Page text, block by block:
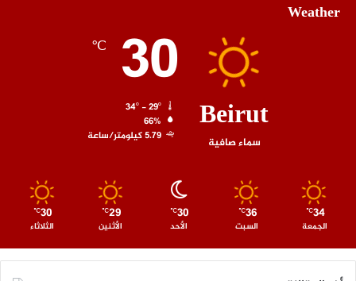
Weather
Beirut
سماء صافية
30
℃
66%
5.79 كيلومتر/ساعة
34
℃
الجمعة
36
℃
السبت
30
℃
الأحد
29
℃
الأثنين
30
℃
الثلاثاء